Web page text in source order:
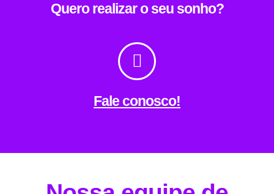
Quero realizar o seu sonho?
Fale conosco!